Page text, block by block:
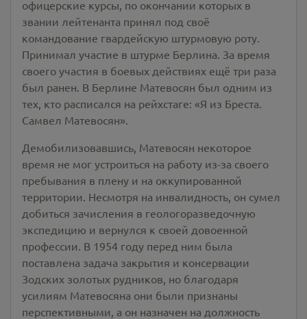
офицерские курсы, по окончании которых в
звании лейтенанта принял под своё
командование гвардейскую штурмовую роту.
Принимал участие в штурме Берлина. За время
своего участия в боевых действиях ещё три раза
был ранен. В Берлине Матевосян был одним из
тех, кто расписался на рейхстаге: «Я из Бреста.
Самвел Матевосян».
Демобилизовавшись, Матевосян некоторое
время не мог устроиться на работу из-за своего
пребывания в плену и на оккупированной
территории. Несмотря на инвалидность, он сумел
добиться зачисления в геологоразведочную
экспедицию и вернулся к своей довоенной
профессии. В 1954 году перед ним была
поставлена задача закрытия и консервации
Зодских золотых рудников, но благодаря
усилиям Матевосяна они были признаны
перспективными, а он назначен на должность